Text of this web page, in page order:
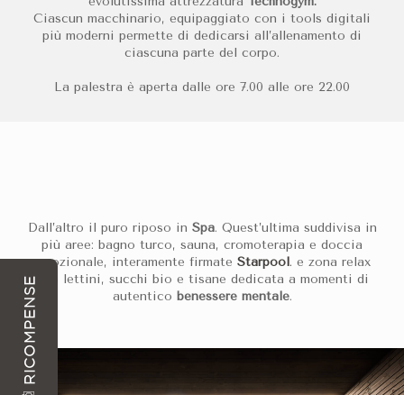
Ciascun macchinario, equipaggiato con i tools digitali
più moderni permette di dedicarsi all’allenamento di
ciascuna parte del corpo.
La palestra è aperta dalle ore 7.00 alle ore 22.00
Dall’altro il puro riposo in Spa. Quest’ultima suddivisa in
più aree: bagno turco, sauna, cromoterapia e doccia
emozionale, interamente firmate Starpool. e zona relax
con lettini, succhi bio e tisane dedicata a momenti di
autentico benessere mentale.
RICOMPENSE